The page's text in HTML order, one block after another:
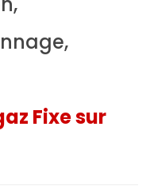
Fixe sur